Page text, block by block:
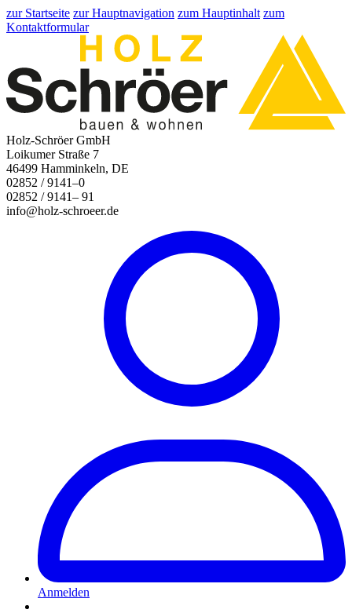
zur Startseite zur Hauptnavigation zum Hauptinhalt zum
Kontaktformular
Holz-Schröer GmbH
Loikumer Straße 7
46499 Hamminkeln, DE
02852 / 9141–0
02852 / 9141– 91
info@holz-schroeer.de
Anmelden